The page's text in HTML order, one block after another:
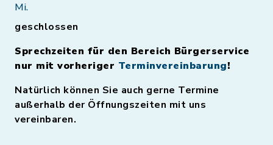
Mi.
geschlossen
Sprechzeiten für den Bereich Bürgerservice
nur mit vorheriger Terminvereinbarung!
Natürlich können Sie auch gerne Termine
außerhalb der Öffnungszeiten mit uns
vereinbaren.